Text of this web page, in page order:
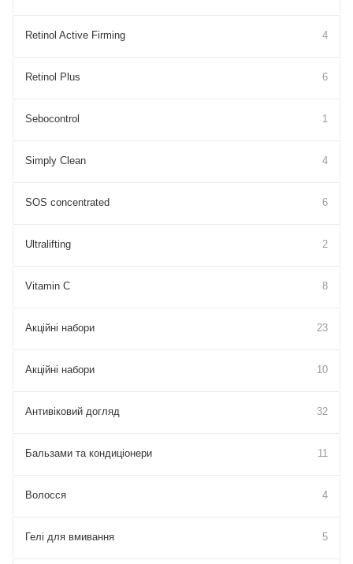
Retinol Active Firming 4
Retinol Plus 6
Sebocontrol 1
Simply Clean 4
SOS concentrated 6
Ultralifting 2
Vitamin C 8
Акційні набори 23
Акційні набори 10
Антивіковий догляд 32
Бальзами та кондиціонери 11
Волосся 4
Гелі для вмивання 5